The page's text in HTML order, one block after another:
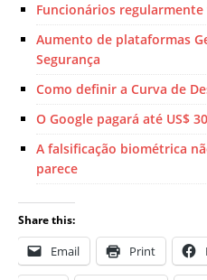
Funcionários regularmente
Aumento de plataformas
Segurança
Como definir a Curva de
O Google pagará até US$
A falsificação biométrica
parece
Share this:
Email Print